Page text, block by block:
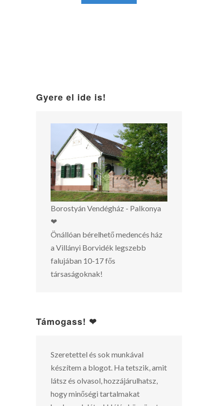
Gyere el ide is!
Borostyán Vendégház - Palkonya
❤
Önállóan bérelhető medencés ház
a Villányi Borvidék legszebb
falujában 10-17 fős
társaságoknak!
Támogass! ❤
Szeretettel és sok munkával
készítem a blogot. Ha tetszik, amit
látsz és olvasol, hozzájárulhatsz,
hogy minőségi tartalmakat